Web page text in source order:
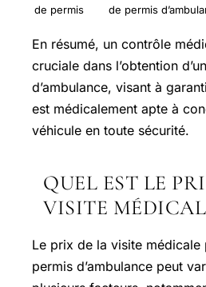
de permis
de permis
En résumé, un contrôle
cruciale dans l’obtention
d’ambulance, visant à
est médicalement apte à
véhicule en toute sécurité.
QUEL EST LE
VISITE
Le prix de la visite
permis d’ambulance peut